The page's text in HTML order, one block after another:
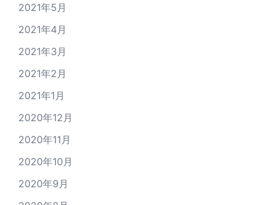
2021年5月
2021年4月
2021年3月
2021年2月
2021年1月
2020年12月
2020年11月
2020年10月
2020年9月